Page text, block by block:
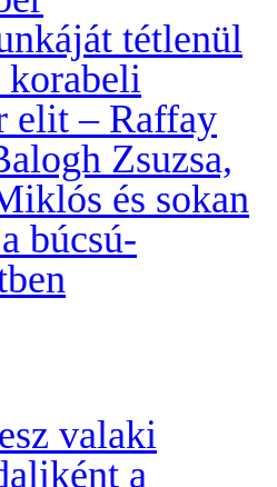
tétlenül
korabeli
elit – Raffay
Zsuzsa,
és sokan
búcsú-
valaki
a